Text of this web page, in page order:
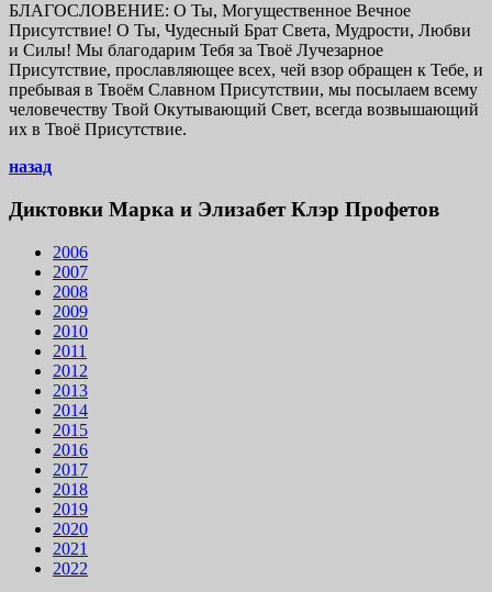
БЛАГОСЛОВЕНИЕ: О Ты, Могущественное Вечное
Присутствие! О Ты, Чудесный Брат Света, Мудрости, Любви
и Силы! Мы благодарим Тебя за Твоё Лучезарное
Присутствие, прославляющее всех, чей взор обращен к Тебе, и
пребывая в Твоём Славном Присутствии, мы посылаем всему
человечеству Твой Окутывающий Свет, всегда возвышающий
их в Твоё Присутствие.
назад
Диктовки Марка и Элизабет Клэр Профетов
2006
2007
2008
2009
2010
2011
2012
2013
2014
2015
2016
2017
2018
2019
2020
2021
2022